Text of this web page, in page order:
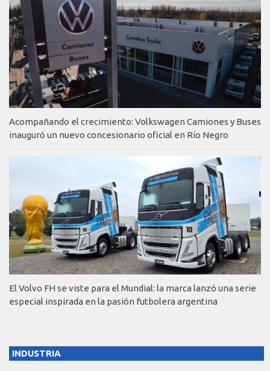
Acompañando el crecimiento: Volkswagen Camiones y Buses
inauguró un nuevo concesionario oficial en Río Negro
El Volvo FH se viste para el Mundial: la marca lanzó una serie
especial inspirada en la pasión futbolera argentina
INDUSTRIA